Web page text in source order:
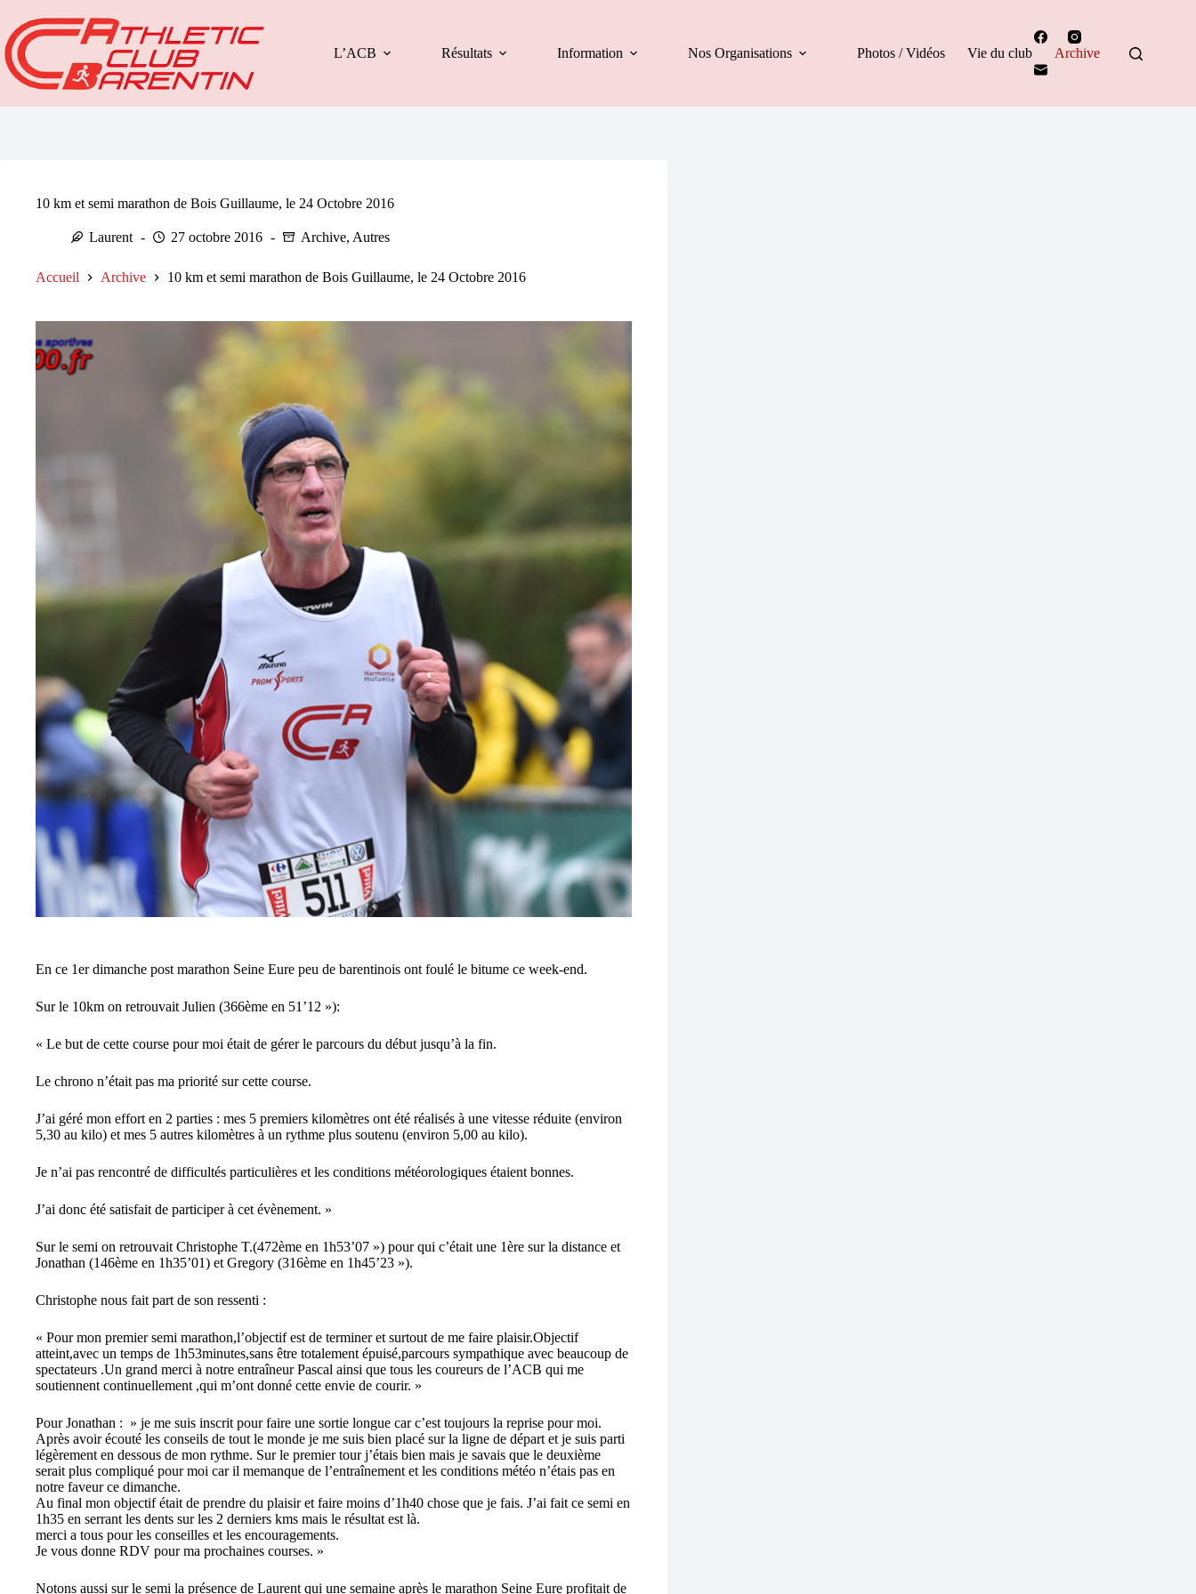
contenu
L’ACB
Résultats Information Nos Organisations Photos / Vidéos Vie du club Archive
10 km et semi marathon de Bois Guillaume, le 24 Octobre 2016
Laurent 27 octobre 2016 Archive, Autres
Accueil Archive 10 km et semi marathon de Bois Guillaume, le 24 Octobre 2016
En ce 1er dimanche post marathon Seine Eure peu de barentinois ont foulé le bitume ce week-end.
Sur le 10km on retrouvait Julien (366ème en 51’12 »):
« Le but de cette course pour moi était de gérer le parcours du début jusqu’à la fin.
Le chrono n’était pas ma priorité sur cette course.
J’ai géré mon effort en 2 parties : mes 5 premiers kilomètres ont été réalisés à une vitesse réduite (environ
5,30 au kilo) et mes 5 autres kilomètres à un rythme plus soutenu (environ 5,00 au kilo).
Je n’ai pas rencontré de difficultés particulières et les conditions météorologiques étaient bonnes.
J’ai donc été satisfait de participer à cet évènement. »
Sur le semi on retrouvait Christophe T.(472ème en 1h53’07 ») pour qui c’était une 1ère sur la distance et
Jonathan (146ème en 1h35’01) et Gregory (316ème en 1h45’23 »).
Christophe nous fait part de son ressenti :
« Pour mon premier semi marathon,l’objectif est de terminer et surtout de me faire plaisir.Objectif
atteint,avec un temps de 1h53minutes,sans être totalement épuisé,parcours sympathique avec beaucoup de
spectateurs .Un grand merci à notre entraîneur Pascal ainsi que tous les coureurs de l’ACB qui me
soutiennent continuellement ,qui m’ont donné cette envie de courir. »
Pour Jonathan : » je me suis inscrit pour faire une sortie longue car c’est toujours la reprise pour moi.
Après avoir écouté les conseils de tout le monde je me suis bien placé sur la ligne de départ et je suis parti
légèrement en dessous de mon rythme. Sur le premier tour j’étais bien mais je savais que le deuxième
serait plus compliqué pour moi car il memanque de l’entraînement et les conditions météo n’étais pas en
notre faveur ce dimanche.
Au final mon objectif était de prendre du plaisir et faire moins d’1h40 chose que je fais. J’ai fait ce semi en
1h35 en serrant les dents sur les 2 derniers kms mais le résultat est là.
merci a tous pour les conseilles et les encouragements.
Je vous donne RDV pour ma prochaines courses. »
Notons aussi sur le semi la présence de Laurent qui une semaine après le marathon Seine Eure profitait de